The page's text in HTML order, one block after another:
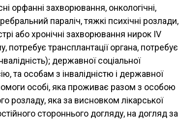
орфанні захворювання, онкологічні,
параліч, тяжкі психічні розлади,
або хронічні захворювання нирок IV
потребує трансплантації органа, потребує
державної соціальної
та особам з інвалідністю і державної
особі, яка проживає разом з особою
розладу, яка за висновком лікарської
стороннього догляду, на догляд за